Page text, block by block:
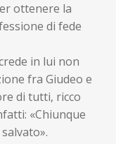
ottenere la
di fede
in lui non
fra Giudeo e
di tutti, ricco
«Chiunque